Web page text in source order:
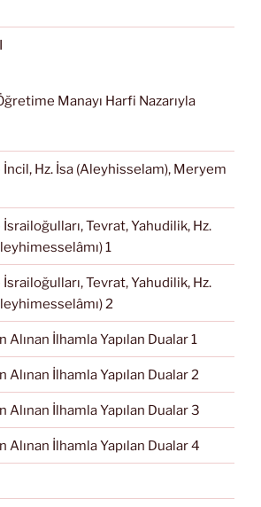
Manayı Harfi Nazarıyla
Hz. İsa (Aleyhisselam), Meryem
Tevrat, Yahudilik, Hz.
1
Tevrat, Yahudilik, Hz.
2
Alınan İlhamla Yapılan Dualar 1
Alınan İlhamla Yapılan Dualar 2
Alınan İlhamla Yapılan Dualar 3
Alınan İlhamla Yapılan Dualar 4